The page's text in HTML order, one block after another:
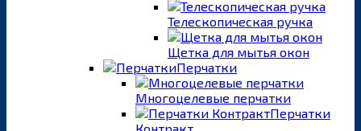
Телескопическая ручка
Щетка для мытья окон
Перчатки
Многоцелевые перчатки
Перчатки